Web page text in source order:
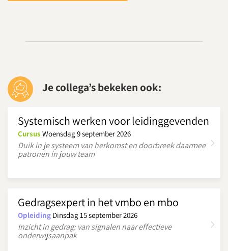
Je collega’s bekeken ook:
Systemisch werken voor leidinggevenden
CursusWoensdag 9 september 2026
Duik in je systeem van herkomst en doorbreek daarmee
patronen in jouw team
Gedragsexpert in het vmbo en mbo
Opleiding Dinsdag 15 september 2026
Inzicht in gedrag: van signalen naar effectieve
onderwijsaanpak